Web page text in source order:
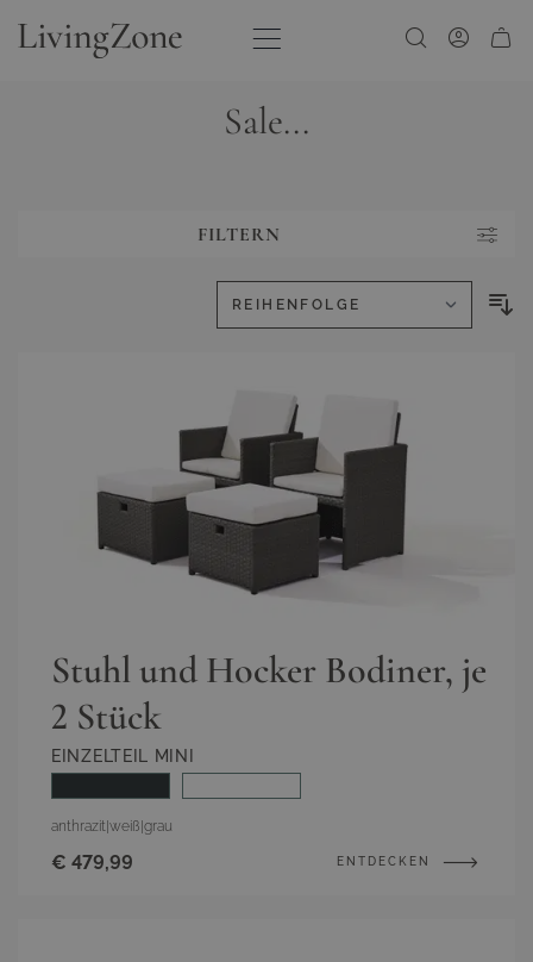
Sale...
FILTERN
Stuhl und Hocker Bodiner, je
2 Stück
EINZELTEIL MINI
anthrazit weiß grau
€ 479,99 ENTDECKEN